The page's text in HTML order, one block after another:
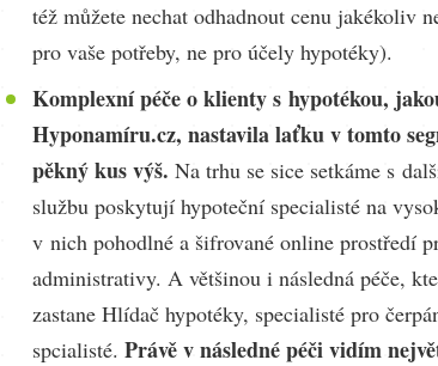
též můžete nechat odhadnout cenu jakékoliv
pro vaše potřeby, ne pro účely hypotéky).
Komplexní péče o klienty s hypotékou,
Hyponamíru.cz, nastavila laťku v tomto
pěkný kus výš. Na trhu se sice setkáme s
službu poskytují hypoteční specialisté na
v nich pohodlné a šifrované online prostředí
administrativy. A většinou i následná péče,
zastane Hlídač hypotéky, specialisté pro
spcialisté. Právě v následné péči vidím